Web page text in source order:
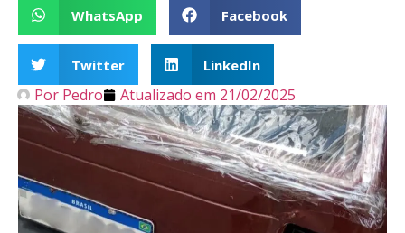
WhatsApp Facebook
Twitter LinkedIn
Por Pedro Atualizado em 21/02/2025